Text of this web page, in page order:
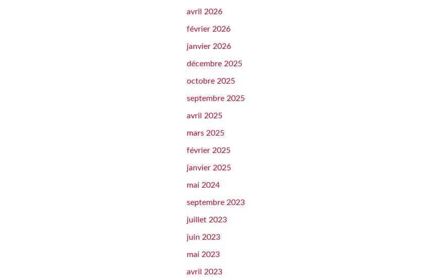
avril 2026
février 2026
janvier 2026
décembre 2025
octobre 2025
septembre 2025
avril 2025
mars 2025
février 2025
janvier 2025
mai 2024
septembre 2023
juillet 2023
juin 2023
mai 2023
avril 2023